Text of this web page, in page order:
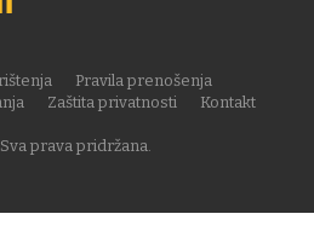
prava pridržana.
Pravila prenošenja
Zaštita privatnosti
Kontakt